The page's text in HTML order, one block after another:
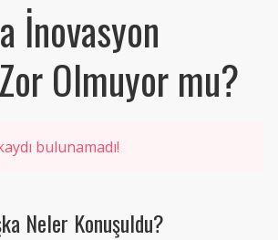
İnovasyon
Olmuyor mu?
bulunamadı!
Neler Konuşuldu?